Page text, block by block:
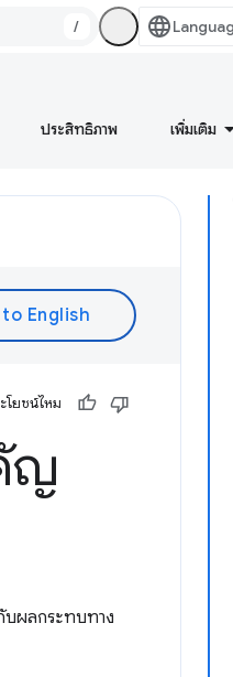
/
ประสิทธิภาพ เพิ่มเติม
โยชน์ไหม
ญ
บผลกระทบทาง